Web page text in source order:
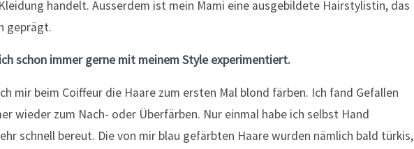
handelt. Ausserdem ist mein Mami eine ausgebildete Hairstylistin, das
geprägt.
schon immer gerne mit meinem Style experimentiert.
mir beim Coiffeur die Haare zum ersten Mal blond färben. Ich fand Gefallen
wieder zum Nach- oder Überfärben. Nur einmal habe ich selbst Hand
schnell bereut. Die von mir blau gefärbten Haare wurden nämlich bald türkis,